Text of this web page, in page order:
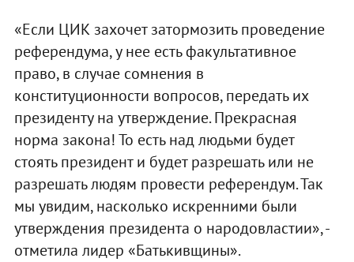
«Если ЦИК захочет затормозить проведение
референдума, у нее есть факультативное
право, в случае сомнения в
конституционности вопросов, передать их
президенту на утверждение. Прекрасная
норма закона! То есть над людьми будет
стоять президент и будет разрешать или не
разрешать людям провести референдум. Так
мы увидим, насколько искренними были
утверждения президента о народовластии», -
отметила лидер «Батькивщины».